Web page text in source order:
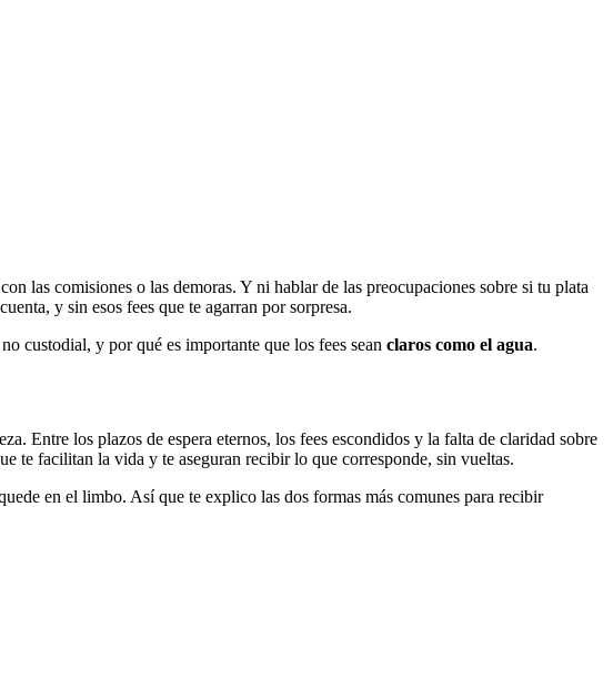
las comisiones o las demoras. Y ni hablar de las preocupaciones sobre si tu plata
y sin esos fees que te agarran por sorpresa.
custodial, y por qué es importante que los fees sean claros como el agua.
Entre los plazos de espera eternos, los fees escondidos y la falta de claridad sobre
te facilitan la vida y te aseguran recibir lo que corresponde, sin vueltas.
en el limbo. Así que te explico las dos formas más comunes para recibir